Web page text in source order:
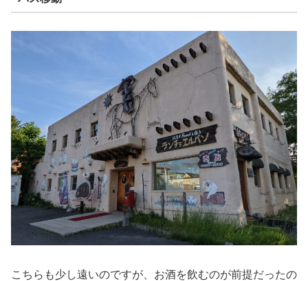
こちらも少し遠いのですが、お酒を飲むのが前提だったの